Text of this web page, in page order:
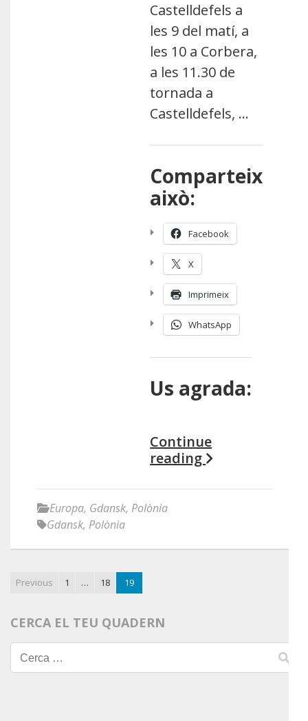
Castelldefels a
les 9 del matí, a
les 10 a Corbera,
a les 11.30 de
tornada a
Castelldefels, …
Comparteix
això:
Facebook
X
Imprimeix
WhatsApp
Us agrada:
Continue
reading
Europa, Gdansk, Polònia
Gdansk, Polònia
Previous 1 … 18 19
CERCA EL TEU QUADERN
Cerca: